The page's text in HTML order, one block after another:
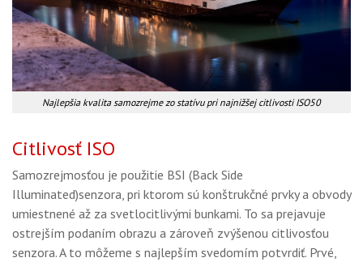
Najlepšia kvalita samozrejme zo statívu pri najnižšej citlivosti ISO50
Citlivosť ISO
Samozrejmosťou je použitie BSI (Back Side
Illuminated)senzora, pri ktorom sú konštrukčné prvky a obvody
umiestnené až za svetlocitlivými bunkami. To sa prejavuje
ostrejším podaním obrazu a zároveň zvýšenou citlivosťou
senzora. A to môžeme s najlepším svedomím potvrdiť. Prvé,